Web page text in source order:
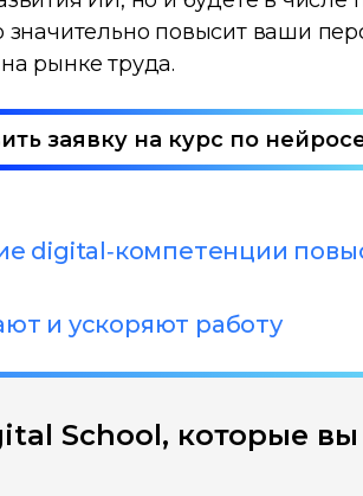
значительно повысит ваши
рынке труда.
заявку на курс по
digital‑компетенции
и ускоряют работу
School, которые